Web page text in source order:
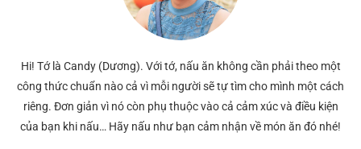
Hi! Tớ là Candy (Dương). Với tớ, nấu ăn không cần phải theo một
công thức chuẩn nào cả vì mỗi người sẽ tự tìm cho mình một cách
riêng. Đơn giản vì nó còn phụ thuộc vào cả cảm xúc và điều kiện
của bạn khi nấu… Hãy nấu như bạn cảm nhận về món ăn đó nhé!